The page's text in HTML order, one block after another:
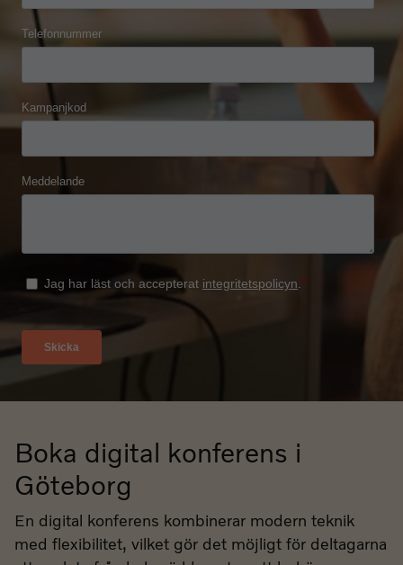
Boka digital konferens i
Göteborg
En digital konferens kombinerar modern teknik
med flexibilitet, vilket gör det möjligt för deltagarna